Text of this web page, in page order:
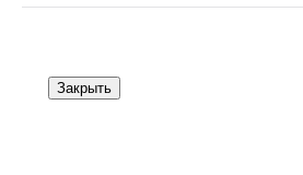
Закрыть